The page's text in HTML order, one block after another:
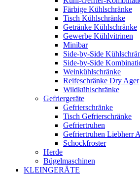
Färbige Kühlschränke
Tisch Kühlschränke
Getränke Kühlschränke
Gewerbe Kühlvitrinen
Minibar
Side-by-Side
Side-by-Side
Weinkühlschränke
Reifeschränke Dry Ager
Wildkühlschränke
Gefriergeräte
Gefrierschränke
Tisch Gefrierschränke
Gefriertruhen
Gefriertruhen Liebherr
Schockfroster
Herde
Bügelmaschinen
KLEINGERÄTE